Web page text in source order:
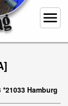
menu
Hamburg